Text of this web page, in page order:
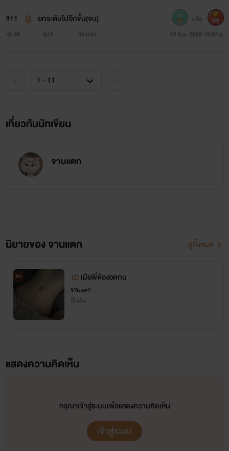
#11 ยกระดับไปอีกขั้น(จบ)
59 0 33 หน้า 03 มิ.ย. 2569 18:32 น.
หรือ 300
เกี่ยวกับนักเขียน
จานแตก
นิยายของ จานแตก ดูทั้งหมด
จบ เมียพี่ต้องอดทน
จานแตก
อีโรติก
แสดงความคิดเห็น
กรุณาเข้าสู่ระบบเพื่อแสดงความคิดเห็น
เข้าสู่ระบบ